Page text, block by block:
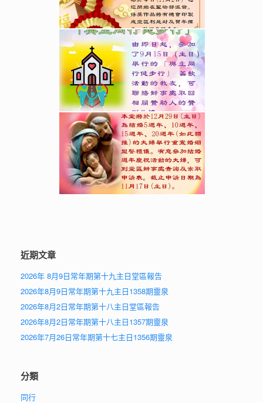
近期文章
2026年 8月9日常年期第十九主日堂區報告
2026年8月9日常年期第十九主日1358期靈泉
2026年8月2日常年期第十八主日堂區報告
2026年8月2日常年期第十八主日1357期靈泉
2026年7月26日常年期第十七主日1356期靈泉
分類
同行